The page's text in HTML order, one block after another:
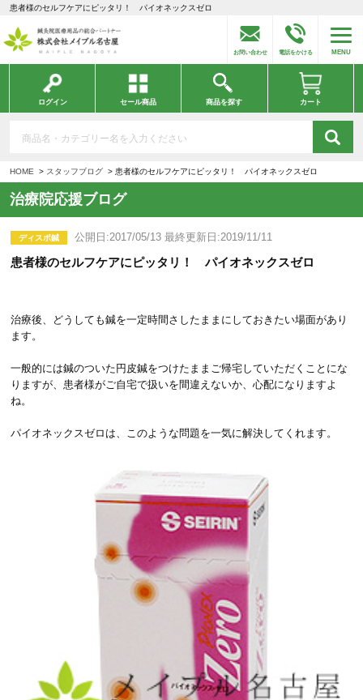
患者様のセルフケアにピッタリ！ パイオネックスゼロ
お問い合わせ 電話をかける MENU
ログイン セール商品 商品を探す カート
HOME スタッフブログ 患者様のセルフケアにピッタリ！ パイオネックスゼロ
治療院応援ブログ
ディスポ鍼 公開日:2017/05/13 最終更新日:2019/11/11
患者様のセルフケアにピッタリ！ パイオネックスゼロ
治療後、どうしても鍼を一定時間さしたままにしておきたい場面があり
ます。
一般的には鍼のついた円皮鍼をつけたままご帰宅していただくことにな
りますが、患者様がご自宅で扱いを間違えないか、心配になりますよ
ね。
パイオネックスゼロは、このような問題を一気に解決してくれます。